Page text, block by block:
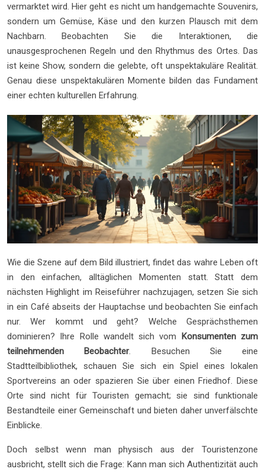
vermarktet wird. Hier geht es nicht um handgemachte Souvenirs,
sondern um Gemüse, Käse und den kurzen Plausch mit dem
Nachbarn. Beobachten Sie die Interaktionen, die
unausgesprochenen Regeln und den Rhythmus des Ortes. Das
ist keine Show, sondern die gelebte, oft unspektakuläre Realität.
Genau diese unspektakulären Momente bilden das Fundament
einer echten kulturellen Erfahrung.
Wie die Szene auf dem Bild illustriert, findet das wahre Leben oft
in den einfachen, alltäglichen Momenten statt. Statt dem
nächsten Highlight im Reiseführer nachzujagen, setzen Sie sich
in ein Café abseits der Hauptachse und beobachten Sie einfach
nur. Wer kommt und geht? Welche Gesprächsthemen
dominieren? Ihre Rolle wandelt sich vom Konsumenten zum
teilnehmenden Beobachter. Besuchen Sie eine
Stadtteilbibliothek, schauen Sie sich ein Spiel eines lokalen
Sportvereins an oder spazieren Sie über einen Friedhof. Diese
Orte sind nicht für Touristen gemacht; sie sind funktionale
Bestandteile einer Gemeinschaft und bieten daher unverfälschte
Einblicke.
Doch selbst wenn man physisch aus der Touristenzone
ausbricht, stellt sich die Frage: Kann man sich Authentizität auch